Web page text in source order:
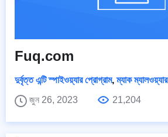
Fuq.com
দুর্বৃত্ত এন্টি স্পাইওয়্যার প্রোগ্রাম,ম্যাক ম্যালওয়্যার
জুন 26, 2023
21,204